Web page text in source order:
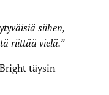
siihen,
riittää vielä.”
täysin